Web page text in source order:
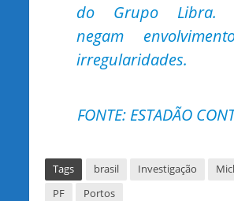
do Grupo Libra.
negam
irregularidades.
FONTE: ESTADÃO
Tags brasil Investigação
PF
Portos